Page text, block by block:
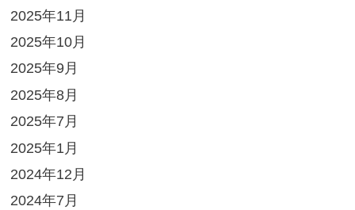
2025年11月
2025年10月
2025年9月
2025年8月
2025年7月
2025年1月
2024年12月
2024年7月